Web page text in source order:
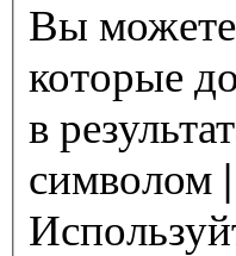
Вы можете
которые
в
символом |